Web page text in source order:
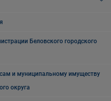
Беловского городского
и муниципальному имуществу
округа